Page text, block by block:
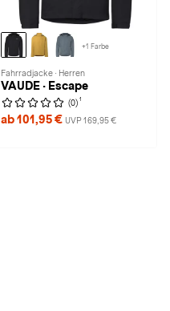
+1 Farbe
Fahrradjacke · Herren
VAUDE · Escape
(0) 1
ab 101,95 € UVP 169,95 €